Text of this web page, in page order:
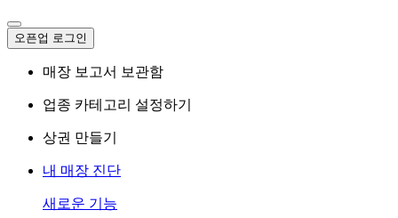
오픈업 로그인
매장 보고서 보관함
업종 카테고리 설정하기
상권 만들기
내 매장 진단
새로운 기능